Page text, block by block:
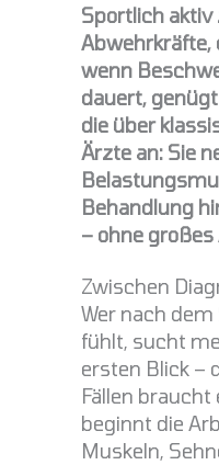
Sportlich aktiv
Abwehrkräfte,
wenn
dauert,
die über
Ärzte an: Sie
Behandlung
– ohne
Zwischen
Wer nach
fühlt, sucht
ersten Blick –
Fällen
beginnt die
Muskeln,